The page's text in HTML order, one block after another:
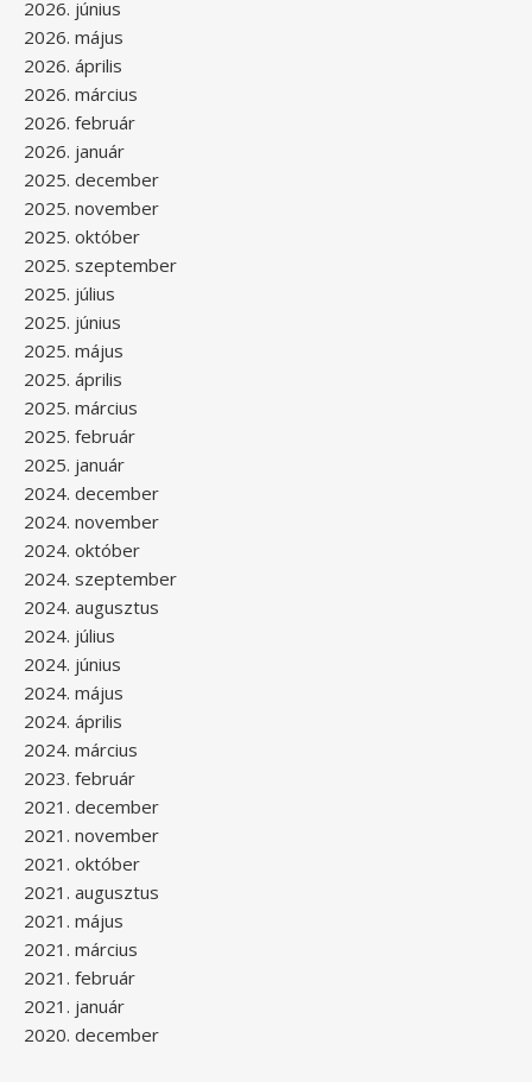
2026. június
2026. május
2026. április
2026. március
2026. február
2026. január
2025. december
2025. november
2025. október
2025. szeptember
2025. július
2025. június
2025. május
2025. április
2025. március
2025. február
2025. január
2024. december
2024. november
2024. október
2024. szeptember
2024. augusztus
2024. július
2024. június
2024. május
2024. április
2024. március
2023. február
2021. december
2021. november
2021. október
2021. augusztus
2021. május
2021. március
2021. február
2021. január
2020. december